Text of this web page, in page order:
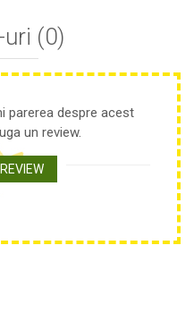
uri (0)
parerea despre acest
un review.